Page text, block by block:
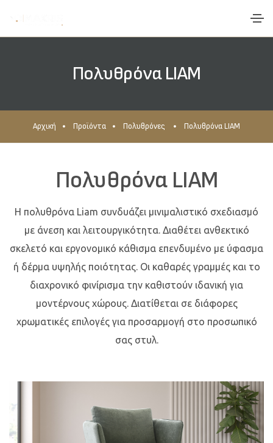
Πολυθρόνα LIAM
Αρχική Προϊόντα Πολυθρόνες Πολυθρόνα LIAM
Πολυθρόνα LIAM
Η πολυθρόνα Liam συνδυάζει μινιμαλιστικό σχεδιασμό
με άνεση και λειτουργικότητα. Διαθέτει ανθεκτικό
σκελετό και εργονομικό κάθισμα επενδυμένο με ύφασμα
ή δέρμα υψηλής ποιότητας. Οι καθαρές γραμμές και το
διαχρονικό φινίρισμα την καθιστούν ιδανική για
μοντέρνους χώρους. Διατίθεται σε διάφορες
χρωματικές επιλογές για προσαρμογή στο προσωπικό
σας στυλ.